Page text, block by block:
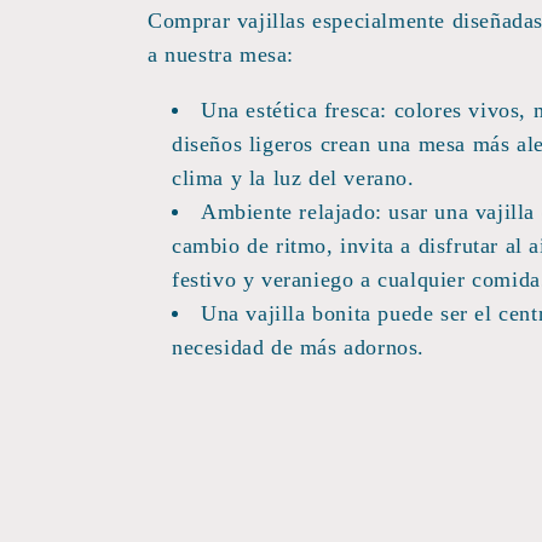
l
e
c
c
Comprar vajillas especialmente
a nuestra mesa:
Una estética fresca: colores vivos,
diseños ligeros crean una mesa más
clima y la luz del verano.
Ambiente relajado: usar una vajilla
cambio de ritmo, invita a disfrutar al
festivo y veraniego a cualquier
Una vajilla bonita puede ser el
necesidad de más adornos.